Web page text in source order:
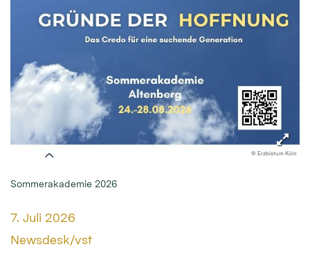
© Erzbistum Köln
Sommerakademie 2026
Datum:
7. Juli 2026
Von:
Newsdesk/vst